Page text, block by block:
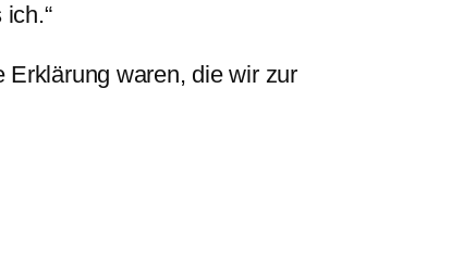
waren, die wir zur